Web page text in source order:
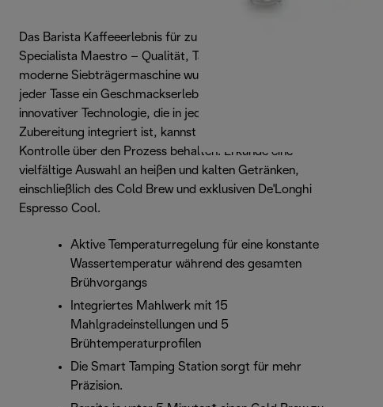
Das Barista Kaffeeerlebnis für zu Hause mit der La
Specialista Maestro – Qualität, Tasse für Tasse. Diese
moderne Siebträgermaschine wurde konzipiert, um dir mit
jeder Tasse ein Geschmackserlebnis zu bieten. Dank
innovativer Technologie, die in jedem Schritt der
Zubereitung integriert ist, kannst du stets die volle
Kontrolle über den Prozess behalten. Erkunde eine
vielfältige Auswahl an heißen und kalten Getränken,
einschließlich des Cold Brew und exklusiven De'Longhi
Espresso Cool.
Aktive Temperaturregelung für eine konstante
Wassertemperatur während des gesamten
Brühvorgangs
Integriertes Mahlwerk mit 15
Mahlgradeinstellungen und 5
Brühtemperaturprofilen
Die Smart Tamping Station sorgt für mehr
Präzision.